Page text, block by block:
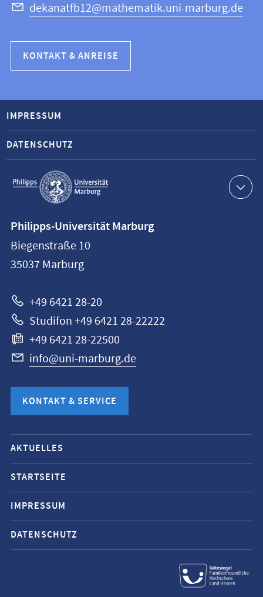
dekanatfb12@mathematik.uni-marburg.de
KONTAKT & ANREISE
Service-
Navigation
IMPRESSUM
DATENSCHUTZ
Philipps-
Universität
Marburg
Philipps-Universität Marburg
Biegenstraße 10
35037 Marburg
+49 6421 28-20
Studifon +49 6421 28-22222
+49 6421 28-22500
info@uni-marburg.de
KONTAKT & SERVICE
Mobile-
Service-
Navigation
und
Social
Media
Kontakte
AKTUELLES
STARTSEITE
IMPRESSUM
DATENSCHUTZ